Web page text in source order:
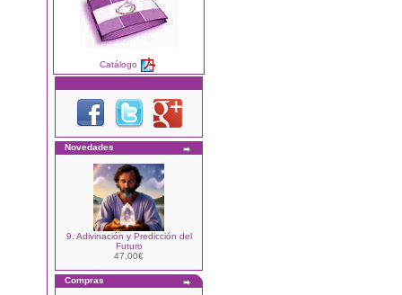
Catálogo
Novedades
9. Adivinación y Predicción del
Futuro
47.00€
Compras